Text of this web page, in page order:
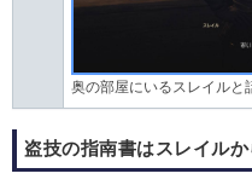
奥の部屋にいるスレイルと
盗技の指南書はスレイル